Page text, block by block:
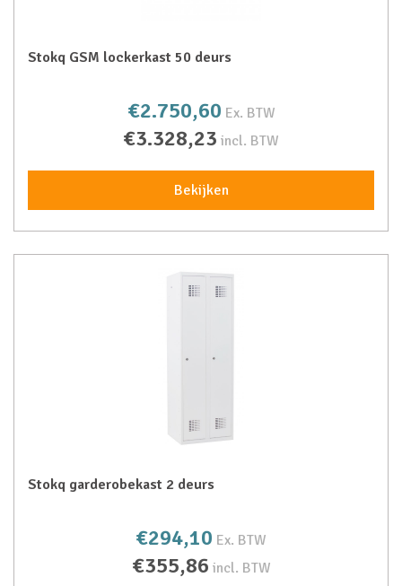
Stokq GSM lockerkast 50 deurs
€2.750,60 Ex. BTW
€3.328,23 incl. BTW
Bekijken
Stokq garderobekast 2 deurs
€294,10 Ex. BTW
€355,86 incl. BTW